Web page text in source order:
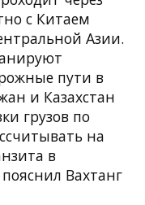
с Китаем
Азии.
пути в
и Казахстан
грузов по
на
в
Вахтанг